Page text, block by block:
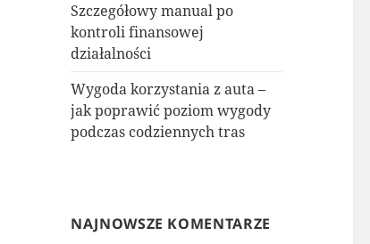
Szczegółowy manual po
kontroli finansowej
działalności
Wygoda korzystania z auta –
jak poprawić poziom wygody
podczas codziennych tras
NAJNOWSZE KOMENTARZE